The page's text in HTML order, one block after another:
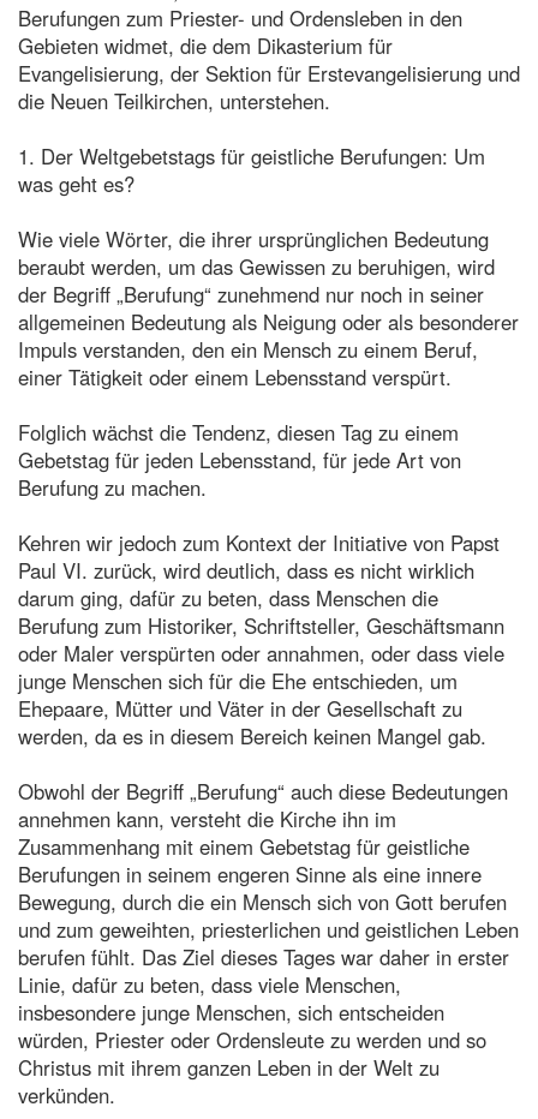
Berufungen zum Priester- und Ordensleben in den
Gebieten widmet, die dem Dikasterium für
Evangelisierung, der Sektion für Erstevangelisierung und
die Neuen Teilkirchen, unterstehen.
1. Der Weltgebetstags für geistliche Berufungen: Um
was geht es?
Wie viele Wörter, die ihrer ursprünglichen Bedeutung
beraubt werden, um das Gewissen zu beruhigen, wird
der Begriff „Berufung“ zunehmend nur noch in seiner
allgemeinen Bedeutung als Neigung oder als besonderer
Impuls verstanden, den ein Mensch zu einem Beruf,
einer Tätigkeit oder einem Lebensstand verspürt.
Folglich wächst die Tendenz, diesen Tag zu einem
Gebetstag für jeden Lebensstand, für jede Art von
Berufung zu machen.
Kehren wir jedoch zum Kontext der Initiative von Papst
Paul VI. zurück, wird deutlich, dass es nicht wirklich
darum ging, dafür zu beten, dass Menschen die
Berufung zum Historiker, Schriftsteller, Geschäftsmann
oder Maler verspürten oder annahmen, oder dass viele
junge Menschen sich für die Ehe entschieden, um
Ehepaare, Mütter und Väter in der Gesellschaft zu
werden, da es in diesem Bereich keinen Mangel gab.
Obwohl der Begriff „Berufung“ auch diese Bedeutungen
annehmen kann, versteht die Kirche ihn im
Zusammenhang mit einem Gebetstag für geistliche
Berufungen in seinem engeren Sinne als eine innere
Bewegung, durch die ein Mensch sich von Gott berufen
und zum geweihten, priesterlichen und geistlichen Leben
berufen fühlt. Das Ziel dieses Tages war daher in erster
Linie, dafür zu beten, dass viele Menschen,
insbesondere junge Menschen, sich entscheiden
würden, Priester oder Ordensleute zu werden und so
Christus mit ihrem ganzen Leben in der Welt zu
verkünden.